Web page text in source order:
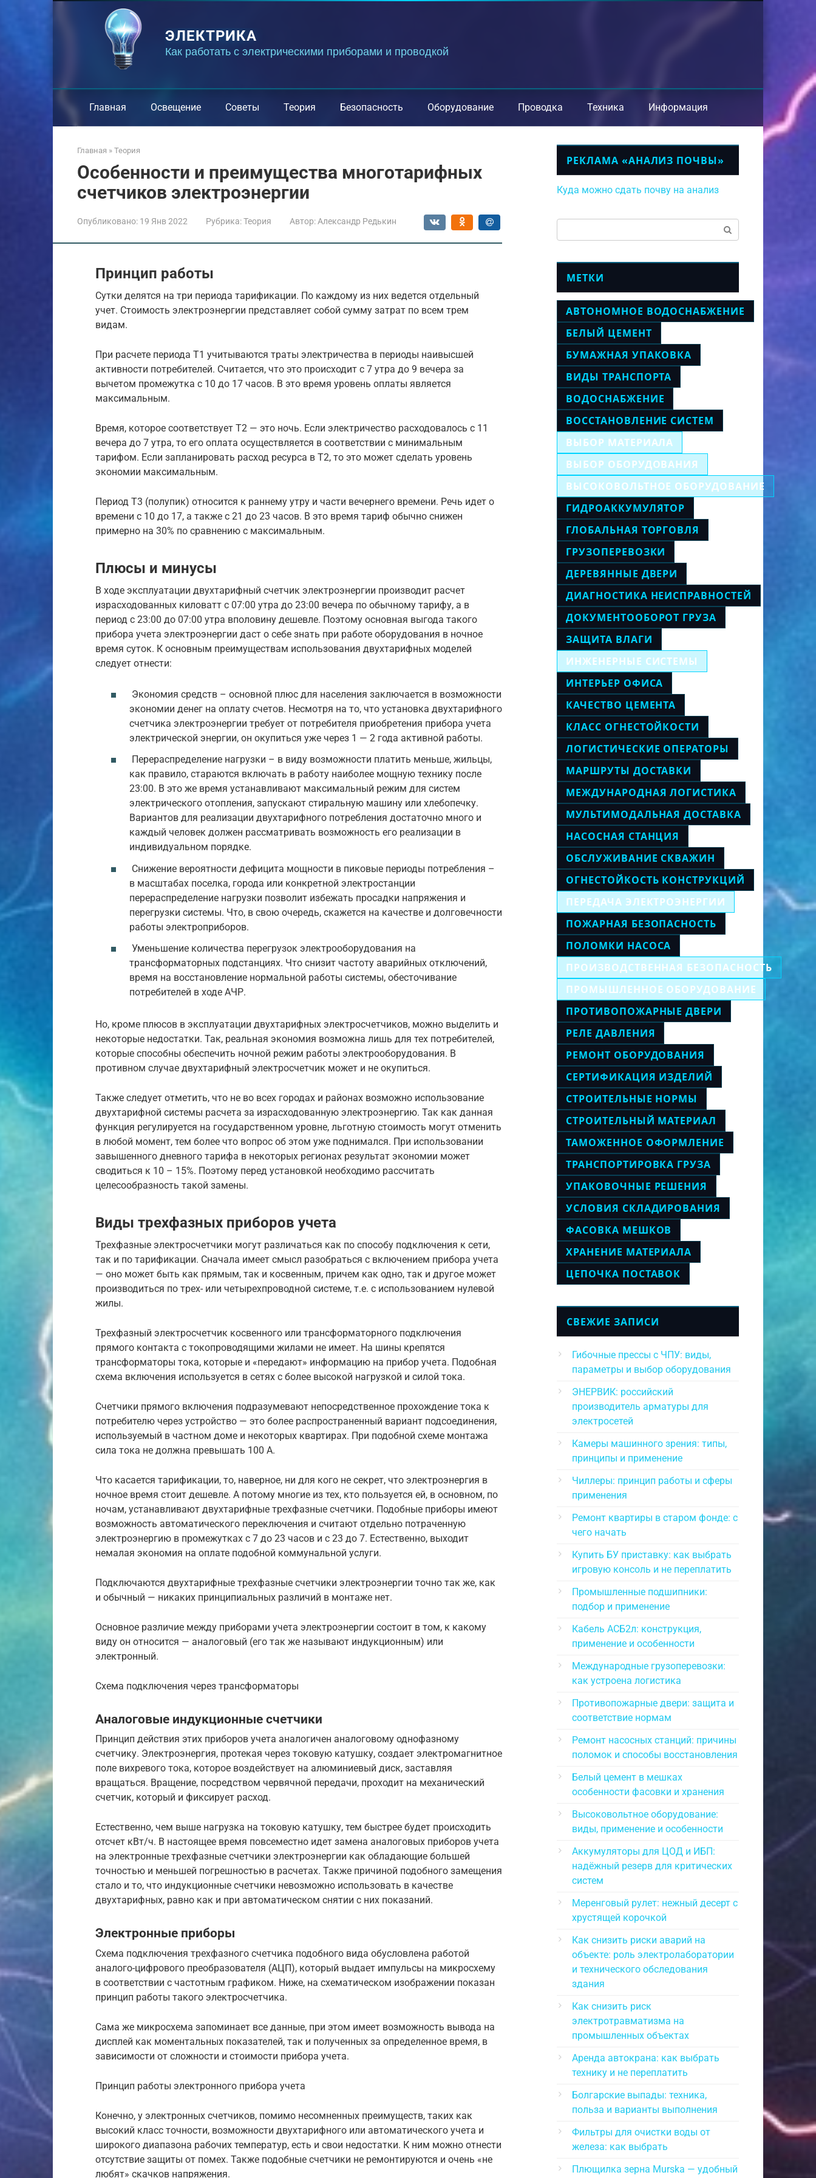
ЭЛЕКТРИКА
Как работать с электрическими приборами и проводкой
Главная Освещение Советы Теория Безопасность Оборудование Проводка Техника Информация
Главная » Теория
Особенности и преимущества многотарифных
счетчиков электроэнергии
Опубликовано: 19 Янв 2022 Рубрика:Теория Автор: Александр Редькин
Принцип работы
Сутки делятся на три периода тарификации. По каждому из них ведется отдельный
учет. Стоимость электроэнергии представляет собой сумму затрат по всем трем
видам.
При расчете периода Т1 учитываются траты электричества в периоды наивысшей
активности потребителей. Считается, что это происходит с 7 утра до 9 вечера за
вычетом промежутка с 10 до 17 часов. В это время уровень оплаты является
максимальным.
Время, которое соответствует Т2 — это ночь. Если электричество расходовалось с 11
вечера до 7 утра, то его оплата осуществляется в соответствии с минимальным
тарифом. Если запланировать расход ресурса в Т2, то это может сделать уровень
экономии максимальным.
Период Т3 (полупик) относится к раннему утру и части вечернего времени. Речь идет о
времени с 10 до 17, а также с 21 до 23 часов. В это время тариф обычно снижен
примерно на 30% по сравнению с максимальным.
Плюсы и минусы
В ходе эксплуатации двухтарифный счетчик электроэнергии производит расчет
израсходованных киловатт с 07:00 утра до 23:00 вечера по обычному тарифу, а в
период с 23:00 до 07:00 утра вполовину дешевле. Поэтому основная выгода такого
прибора учета электроэнергии даст о себе знать при работе оборудования в ночное
время суток. К основным преимуществам использования двухтарифных моделей
следует отнести:
Экономия средств – основной плюс для населения заключается в возможности
экономии денег на оплату счетов. Несмотря на то, что установка двухтарифного
счетчика электроэнергии требует от потребителя приобретения прибора учета
электрической энергии, он окупиться уже через 1 — 2 года активной работы.
Перераспределение нагрузки – в виду возможности платить меньше, жильцы,
как правило, стараются включать в работу наиболее мощную технику после
23:00. В это же время устанавливают максимальный режим для систем
электрического отопления, запускают стиральную машину или хлебопечку.
Вариантов для реализации двухтарифного потребления достаточно много и
каждый человек должен рассматривать возможность его реализации в
индивидуальном порядке.
Снижение вероятности дефицита мощности в пиковые периоды потребления –
в масштабах поселка, города или конкретной электростанции
перераспределение нагрузки позволит избежать просадки напряжения и
перегрузки системы. Что, в свою очередь, скажется на качестве и долговечности
работы электроприборов.
Уменьшение количества перегрузок электрооборудования на
трансформаторных подстанциях. Что снизит частоту аварийных отключений,
время на восстановление нормальной работы системы, обесточивание
потребителей в ходе АЧР.
Но, кроме плюсов в эксплуатации двухтарифных электросчетчиков, можно выделить и
некоторые недостатки. Так, реальная экономия возможна лишь для тех потребителей,
которые способны обеспечить ночной режим работы электрооборудования. В
противном случае двухтарифный электросчетчик может и не окупиться.
Также следует отметить, что не во всех городах и районах возможно использование
двухтарифной системы расчета за израсходованную электроэнергию. Так как данная
функция регулируется на государственном уровне, льготную стоимость могут отменить
в любой момент, тем более что вопрос об этом уже поднимался. При использовании
завышенного дневного тарифа в некоторых регионах результат экономии может
сводиться к 10 – 15%. Поэтому перед установкой необходимо рассчитать
целесообразность такой замены.
Виды трехфазных приборов учета
Трехфазные электросчетчики могут различаться как по способу подключения к сети,
так и по тарификации. Сначала имеет смысл разобраться с включением прибора учета
— оно может быть как прямым, так и косвенным, причем как одно, так и другое может
производиться по трех- или четырехпроводной системе, т.е. с использованием нулевой
жилы.
Трехфазный электросчетчик косвенного или трансформаторного подключения
прямого контакта с токопроводящими жилами не имеет. На шины крепятся
трансформаторы тока, которые и «передают» информацию на прибор учета. Подобная
схема включения используется в сетях с более высокой нагрузкой и силой тока.
Счетчики прямого включения подразумевают непосредственное прохождение тока к
потребителю через устройство — это более распространенный вариант подсоединения,
используемый в частном доме и некоторых квартирах. При подобной схеме монтажа
сила тока не должна превышать 100 А.
Что касается тарификации, то, наверное, ни для кого не секрет, что электроэнергия в
ночное время стоит дешевле. А потому многие из тех, кто пользуется ей, в основном, по
ночам, устанавливают двухтарифные трехфазные счетчики. Подобные приборы имеют
возможность автоматического переключения и считают отдельно потраченную
электроэнергию в промежутках с 7 до 23 часов и с 23 до 7. Естественно, выходит
немалая экономия на оплате подобной коммунальной услуги.
Подключаются двухтарифные трехфазные счетчики электроэнергии точно так же, как
и обычный — никаких принципиальных различий в монтаже нет.
Основное различие между приборами учета электроэнергии состоит в том, к какому
виду он относится — аналоговый (его так же называют индукционным) или
электронный.
Схема подключения через трансформаторы
Аналоговые индукционные счетчики
Принцип действия этих приборов учета аналогичен аналоговому однофазному
счетчику. Электроэнергия, протекая через токовую катушку, создает электромагнитное
поле вихревого тока, которое воздействует на алюминиевый диск, заставляя
вращаться. Вращение, посредством червячной передачи, проходит на механический
счетчик, который и фиксирует расход.
Естественно, чем выше нагрузка на токовую катушку, тем быстрее будет происходить
отсчет кВт/ч. В настоящее время повсеместно идет замена аналоговых приборов учета
на электронные трехфазные счетчики электроэнергии как обладающие большей
точностью и меньшей погрешностью в расчетах. Также причиной подобного замещения
стало и то, что индукционные счетчики невозможно использовать в качестве
двухтарифных, равно как и при автоматическом снятии с них показаний.
Электронные приборы
Схема подключения трехфазного счетчика подобного вида обусловлена работой
аналого-цифрового преобразователя (АЦП), который выдает импульсы на микросхему
в соответствии с частотным графиком. Ниже, на схематическом изображении показан
принцип работы такого электросчетчика.
Сама же микросхема запоминает все данные, при этом имеет возможность вывода на
дисплей как моментальных показателей, так и полученных за определенное время, в
зависимости от сложности и стоимости прибора учета.
Принцип работы электронного прибора учета
Конечно, у электронных счетчиков, помимо несомненных преимуществ, таких как
высокий класс точности, возможности двухтарифного или автоматического учета и
широкого диапазона рабочих температур, есть и свои недостатки. К ним можно отнести
отсутствие защиты от помех. Также подобные счетчики не ремонтируются и очень «не
любят» скачков напряжения.
РЕКЛАМА «АНАЛИЗ ПОЧВЫ»
Куда можно сдать почву на анализ
МЕТКИ
АВТОНОМНОЕ ВОДОСНАБЖЕНИЕ
БЕЛЫЙ ЦЕМЕНТ
БУМАЖНАЯ УПАКОВКА
ВИДЫ ТРАНСПОРТА
ВОДОСНАБЖЕНИЕ
ВОССТАНОВЛЕНИЕ СИСТЕМ
ВЫБОР МАТЕРИАЛА
ВЫБОР ОБОРУДОВАНИЯ
ВЫСОКОВОЛЬТНОЕ ОБОРУДОВАНИЕ
ГИДРОАККУМУЛЯТОР
ГЛОБАЛЬНАЯ ТОРГОВЛЯ
ГРУЗОПЕРЕВОЗКИ
ДЕРЕВЯННЫЕ ДВЕРИ
ДИАГНОСТИКА НЕИСПРАВНОСТЕЙ
ДОКУМЕНТООБОРОТ ГРУЗА
ЗАЩИТА ВЛАГИ
ИНЖЕНЕРНЫЕ СИСТЕМЫ
ИНТЕРЬЕР ОФИСА
КАЧЕСТВО ЦЕМЕНТА
КЛАСС ОГНЕСТОЙКОСТИ
ЛОГИСТИЧЕСКИЕ ОПЕРАТОРЫ
МАРШРУТЫ ДОСТАВКИ
МЕЖДУНАРОДНАЯ ЛОГИСТИКА
МУЛЬТИМОДАЛЬНАЯ ДОСТАВКА
НАСОСНАЯ СТАНЦИЯ
ОБСЛУЖИВАНИЕ СКВАЖИН
ОГНЕСТОЙКОСТЬ КОНСТРУКЦИЙ
ПЕРЕДАЧА ЭЛЕКТРОЭНЕРГИИ
ПОЖАРНАЯ БЕЗОПАСНОСТЬ
ПОЛОМКИ НАСОСА
ПРОИЗВОДСТВЕННАЯ БЕЗОПАСНОСТЬ
ПРОМЫШЛЕННОЕ ОБОРУДОВАНИЕ
ПРОТИВОПОЖАРНЫЕ ДВЕРИ
РЕЛЕ ДАВЛЕНИЯ
РЕМОНТ ОБОРУДОВАНИЯ
СЕРТИФИКАЦИЯ ИЗДЕЛИЙ
СТРОИТЕЛЬНЫЕ НОРМЫ
СТРОИТЕЛЬНЫЙ МАТЕРИАЛ
ТАМОЖЕННОЕ ОФОРМЛЕНИЕ
ТРАНСПОРТИРОВКА ГРУЗА
УПАКОВОЧНЫЕ РЕШЕНИЯ
УСЛОВИЯ СКЛАДИРОВАНИЯ
ФАСОВКА МЕШКОВ
ХРАНЕНИЕ МАТЕРИАЛА
ЦЕПОЧКА ПОСТАВОК
СВЕЖИЕ ЗАПИСИ
Гибочные прессы с ЧПУ: виды,
параметры и выбор оборудования
ЭНЕРВИК: российский
производитель арматуры для
электросетей
Камеры машинного зрения: типы,
принципы и применение
Чиллеры: принцип работы и сферы
применения
Ремонт квартиры в старом фонде: с
чего начать
Купить БУ приставку: как выбрать
игровую консоль и не переплатить
Промышленные подшипники:
подбор и применение
Кабель АСБ2л: конструкция,
применение и особенности
Международные грузоперевозки:
как устроена логистика
Противопожарные двери: защита и
соответствие нормам
Ремонт насосных станций: причины
поломок и способы восстановления
Белый цемент в мешках
особенности фасовки и хранения
Высоковольтное оборудование:
виды, применение и особенности
Аккумуляторы для ЦОД и ИБП:
надёжный резерв для критических
систем
Меренговый рулет: нежный десерт с
хрустящей корочкой
Как снизить риски аварий на
объекте: роль электролаборатории
и технического обследования
здания
Как снизить риск
электротравматизма на
промышленных объектах
Аренда автокрана: как выбрать
технику и не переплатить
Болгарские выпады: техника,
польза и варианты выполнения
Фильтры для очистки воды от
железа: как выбрать
Плющилка зерна Murska — удобный